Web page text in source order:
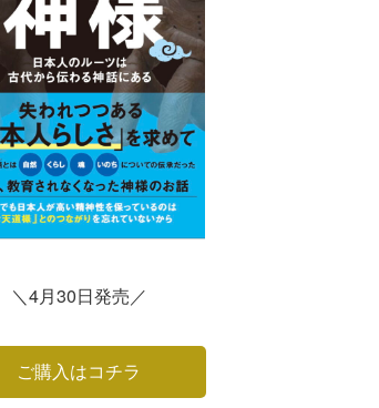
＼4月30日発売／
ご購入はコチラ